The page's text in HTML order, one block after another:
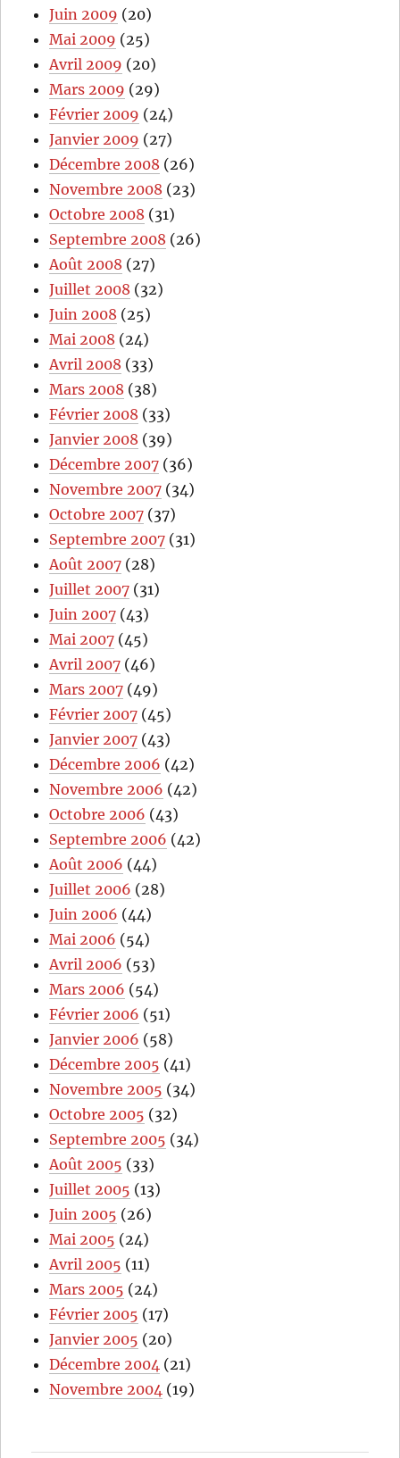
Juin 2009 (20)
Mai 2009 (25)
Avril 2009 (20)
Mars 2009 (29)
Février 2009 (24)
Janvier 2009 (27)
Décembre 2008 (26)
Novembre 2008 (23)
Octobre 2008 (31)
Septembre 2008 (26)
Août 2008 (27)
Juillet 2008 (32)
Juin 2008 (25)
Mai 2008 (24)
Avril 2008 (33)
Mars 2008 (38)
Février 2008 (33)
Janvier 2008 (39)
Décembre 2007 (36)
Novembre 2007 (34)
Octobre 2007 (37)
Septembre 2007 (31)
Août 2007 (28)
Juillet 2007 (31)
Juin 2007 (43)
Mai 2007 (45)
Avril 2007 (46)
Mars 2007 (49)
Février 2007 (45)
Janvier 2007 (43)
Décembre 2006 (42)
Novembre 2006 (42)
Octobre 2006 (43)
Septembre 2006 (42)
Août 2006 (44)
Juillet 2006 (28)
Juin 2006 (44)
Mai 2006 (54)
Avril 2006 (53)
Mars 2006 (54)
Février 2006 (51)
Janvier 2006 (58)
Décembre 2005 (41)
Novembre 2005 (34)
Octobre 2005 (32)
Septembre 2005 (34)
Août 2005 (33)
Juillet 2005 (13)
Juin 2005 (26)
Mai 2005 (24)
Avril 2005 (11)
Mars 2005 (24)
Février 2005 (17)
Janvier 2005 (20)
Décembre 2004 (21)
Novembre 2004 (19)